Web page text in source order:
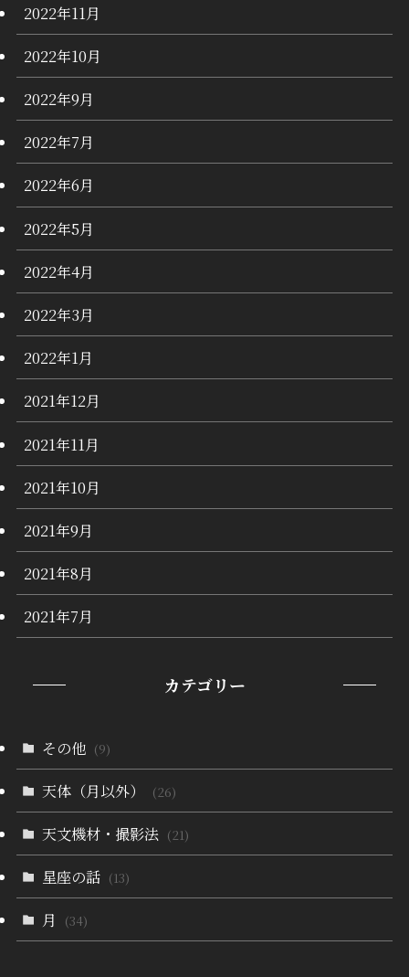
2022年11月
2022年10月
2022年9月
2022年7月
2022年6月
2022年5月
2022年4月
2022年3月
2022年1月
2021年12月
2021年11月
2021年10月
2021年9月
2021年8月
2021年7月
カテゴリー
その他 (9)
天体（月以外） (26)
天文機材・撮影法 (21)
星座の話 (13)
月 (34)